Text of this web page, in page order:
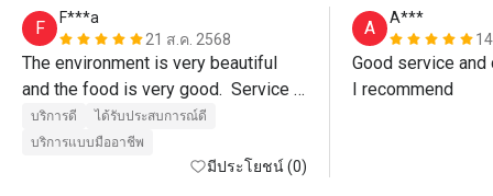
F
F***a
21 ส.ค. 2568
The environment is very beautiful
and the food is very good.  Service
was also excellent, Paulo the
manager even walked us out of the
restaurant.  Must visit.
บริการดี
ได้รับประสบการณ์ดี
บริการแบบมืออาชีพ
มีประโยชน์ (0)
A
A***
Good service
I recommend